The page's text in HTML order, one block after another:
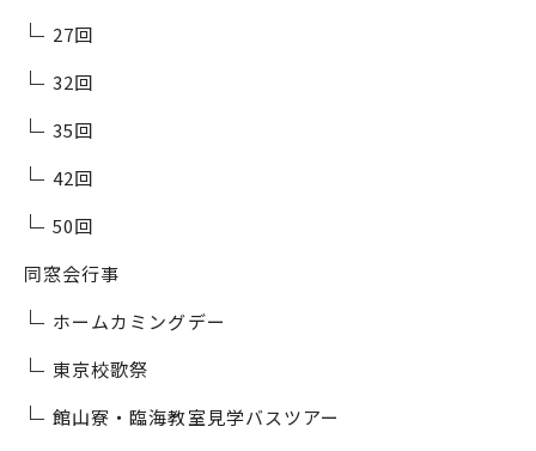
27回
32回
35回
42回
50回
同窓会行事
ホームカミングデー
東京校歌祭
館山寮・臨海教室見学バスツアー